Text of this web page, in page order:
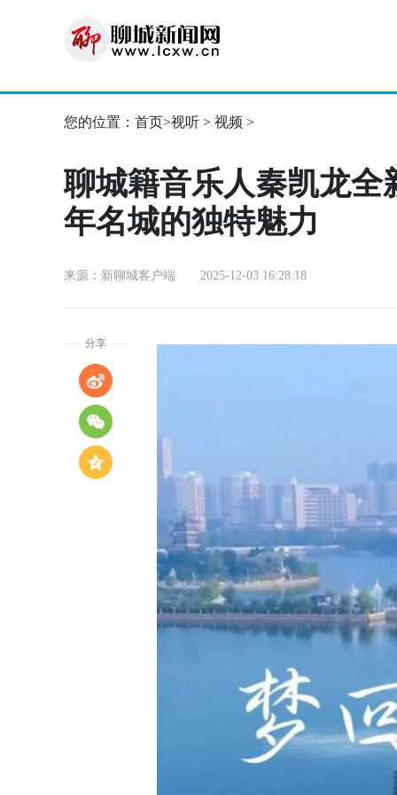
您的位置： 首页>视听 > 视频 >
聊城籍音乐人秦凯龙全
年名城的独特魅力
来源：新聊城客户端 2025-12-03 16:28:18
分享